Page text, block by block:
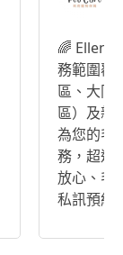
🌈
務範圍覆
區、大同
區）及新
為您的毛
務，超過
放心、毛
私訊預約服務 🌟 提供特
病、以及